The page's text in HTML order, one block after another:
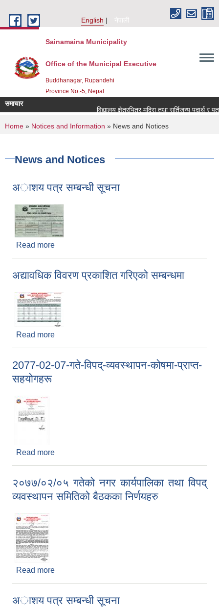
English
नेपाली
Sainamaina Municipality
Office of the Municipal Executive
Buddhanagar, Rupandehi
Province No.-5, Nepal
समाचार
विद्यालय क्षेत्रभित्र मदिरा तथा सुर्तिजन्य पदार्थ र
You are here
Home » Notices and Information » News and Notices
News and Notices
अाशय पत्र सम्बन्धी सूचना
Read more
अद्यावधिक विवरण प्रकाशित गरिएको सम्बन्धमा
Read more
2077-02-07-गते-विपद्-व्यवस्थापन-काेषमा-प्राप्त-
सहयाेगहरू
Read more
२०७७/०२/०५ गतेको नगर कार्यपालिका तथा विपद्
व्यवस्थापन समितिको बैठकका निर्णयहरु
Read more
अाशय पत्र सम्बन्धी सूचना